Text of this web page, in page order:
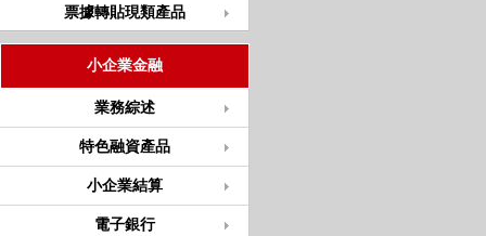
票據轉貼現類產品
小企業金融
業務綜述
特色融資產品
小企業結算
電子銀行